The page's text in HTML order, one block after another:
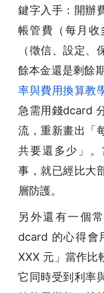
鍵字入手：開辦
帳管費（每月
（徵信、設定、
餘本金還是剩餘
率與費用換算教
急需用錢dcard
流，重新畫出「
共要還多少」
事，就已經比大
層防護。
另外還有一個
dcard 的心得會
XXX 元」當作比
它同時受到利率